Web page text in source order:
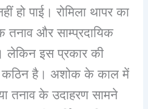
हो पाई। रोमिला थापर का
तनाव और साम्प्रदायिक
लेकिन इस प्रकार की
कठिन है। अशोक के काल में
तनाव के उदाहरण सामने